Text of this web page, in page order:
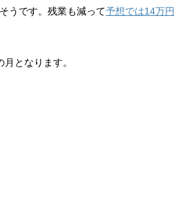
うです。残業も減って予想では14万円
となります。